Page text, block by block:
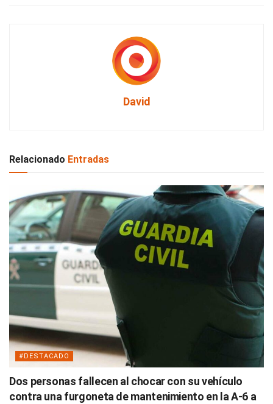
David
Relacionado Entradas
#DESTACADO
Dos personas fallecen al chocar con su vehículo
contra una furgoneta de mantenimiento en la A-6 a